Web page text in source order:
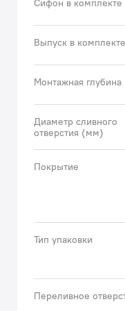
крепежей (врезной
Гарантия на мойку
крепления и сифон
Сифон в комплекте
Выпуск в комплекте
Монтажная
Диаметр сливного
отверстия (мм)
Покрытие
Тип упаковки
Переливное